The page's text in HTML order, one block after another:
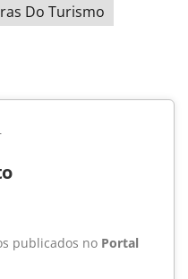
Do Turismo
publicados no Portal